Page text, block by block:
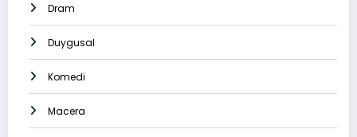
Dram
Duygusal
Komedi
Macera